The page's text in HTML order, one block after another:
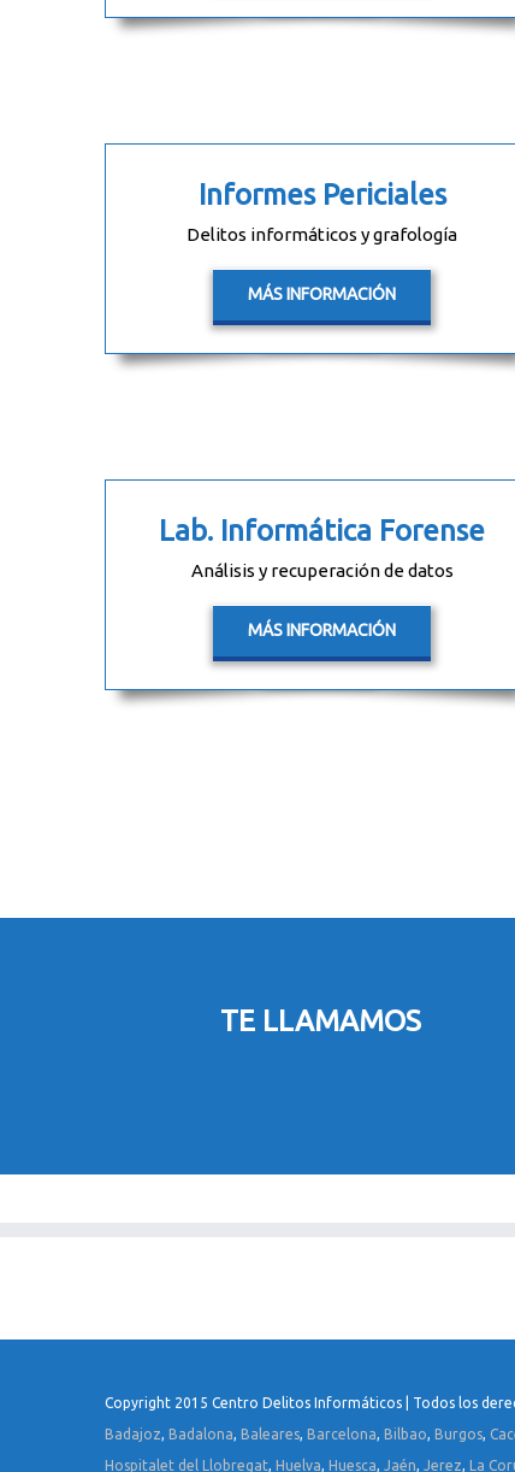
Informes Periciales
Delitos informáticos y grafología
MÁS INFORMACIÓN
Lab. Informática Forense
Análisis y recuperación de datos
MÁS INFORMACIÓN
TE LLAMAMOS
Copyright 2015 Centro Delitos Informáticos | Todos los
Badajoz, Badalona, Baleares, Barcelona, Bilbao, Burgos,
Hospitalet del Llobregat, Huelva, Huesca, Jaén, Jerez, La